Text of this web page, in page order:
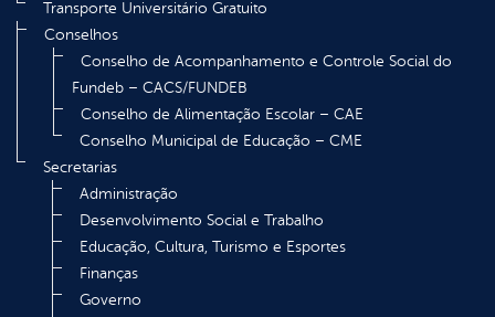
Transporte Universitário Gratuito
Conselhos
Conselho de Acompanhamento e Controle Social do
Fundeb – CACS/FUNDEB
Conselho de Alimentação Escolar – CAE
Conselho Municipal de Educação – CME
Secretarias
Administração
Desenvolvimento Social e Trabalho
Educação, Cultura, Turismo e Esportes
Finanças
Governo